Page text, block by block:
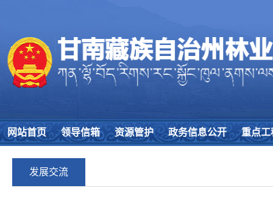
网站首页 领导信箱 资源管护 政务信息公开 重点工
发展交流